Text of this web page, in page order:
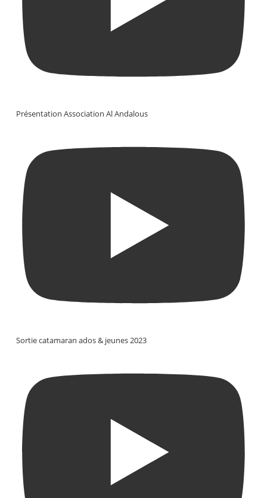
Présentation Association Al Andalous
Sortie catamaran ados & jeunes 2023